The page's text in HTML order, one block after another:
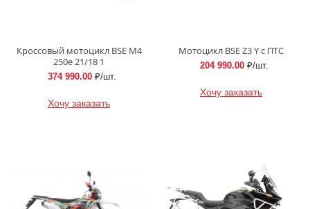
Кроссовый мотоцикл BSE M4
250e 21/18 1
374 990.00 ₽/шт.
Хочу заказать
Мотоцикл BSE Z3 Y с ПТС
204 990.00 ₽/шт.
Хочу заказать